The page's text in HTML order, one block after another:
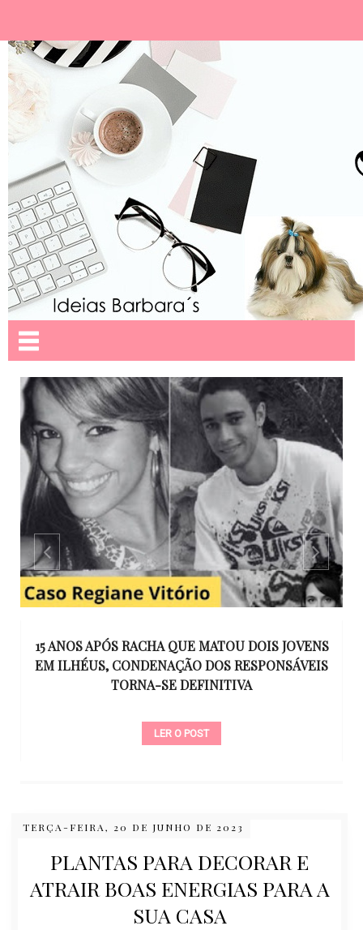
15 ANOS APÓS RACHA QUE MATOU DOIS JOVENS
EM ILHÉUS, CONDENAÇÃO DOS RESPONSÁVEIS
TORNA-SE DEFINITIVA
LER O POST
TERÇA-FEIRA, 20 DE JUNHO DE 2023
PLANTAS PARA DECORAR E
ATRAIR BOAS ENERGIAS PARA A
SUA CASA